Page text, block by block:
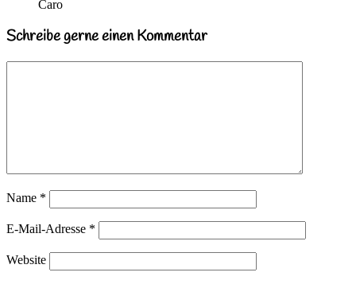
Caro
Schreibe gerne einen Kommentar
Name *
E-Mail-Adresse *
Website